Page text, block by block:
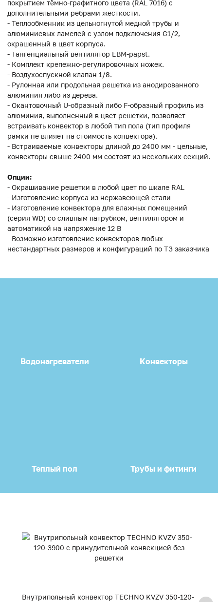
покрытием тёмно-графитного цвета (RAL 7016) с
дополнительными ребрами жесткости.
- Теплообменник из цельногнутой медной трубы и
алюминиевых ламелей с узлом подключения G1/2,
окрашенный в цвет корпуса.
- Тангенциальный вентилятор EBM-papst.
- Комплект крепежно-регулировочных ножек.
- Воздухоспускной клапан 1/8.
- Рулонная или продольная решетка из анодированного
алюминия либо из дерева.
- Окантовочный U-образный либо F-образный профиль из
алюминия, выполненный в цвет решетки, позволяет
встраивать конвектор в любой тип пола (тип профиля
рамки не влияет на стоимость конвектора).
- Встраиваемые конвекторы длиной до 2400 мм - цельные,
конвекторы свыше 2400 мм состоят из нескольких секций.
Опции:
- Окрашивание решетки в любой цвет по шкале RAL
- Изготовление корпуса из нержавеющей стали
- Изготовление конвектора для влажных помещений
(серия WD) со сливным патрубком, вентилятором и
автоматикой на напряжение 12 В
- Возможно изготовление конвекторов любых
нестандартных размеров и конфигураций по ТЗ заказчика
Водонагреватели Конвекторы
Теплый пол Трубы и фитинги
Внутрипольный конвектор TECHNO KVZV 350-120-